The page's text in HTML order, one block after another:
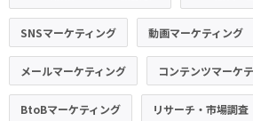
SNSマーケティング 動画マーケティング
メールマーケティング コンテンツマーケ
BtoBマーケティング リサーチ・市場調査